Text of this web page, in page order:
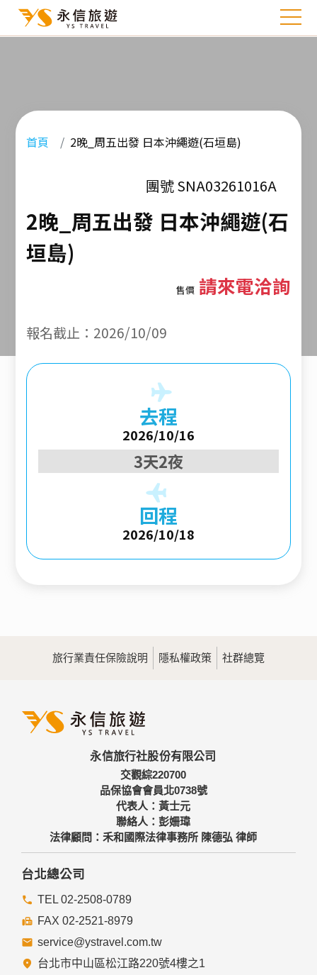
首頁 2晚_周五出發 日本沖繩遊(石垣島)
團號 SNA03261016A
2晚_周五出發 日本沖繩遊(石
垣島)
售價請來電洽詢
報名截止：2026/10/09
去程
2026/10/16
3天2夜
回程
2026/10/18
旅行業責任保險說明 隱私權政策 社群總覽
永信旅行社股份有限公司
交觀綜220700
品保協會會員北0738號
代表人：黃士元
聯絡人：彭姍瑋
法律顧問：禾和國際法律事務所 陳德弘 律師
台北總公司
TEL 02-2508-0789
FAX 02-2521-8979
service@ystravel.com.tw
台北市中山區松江路220號4樓之1